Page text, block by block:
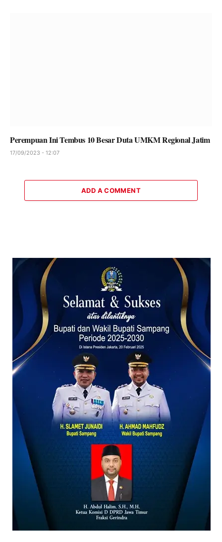
Perempuan Ini Tembus 10 Besar Duta UMKM Regional Jatim
17/09/2023 - 12:07
ADD A COMMENT